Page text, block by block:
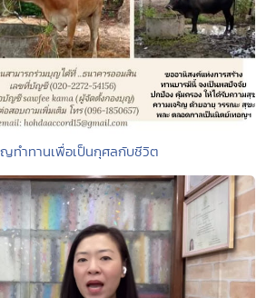
ทำทานเพื่อเป็นกุศลกับชีวิต